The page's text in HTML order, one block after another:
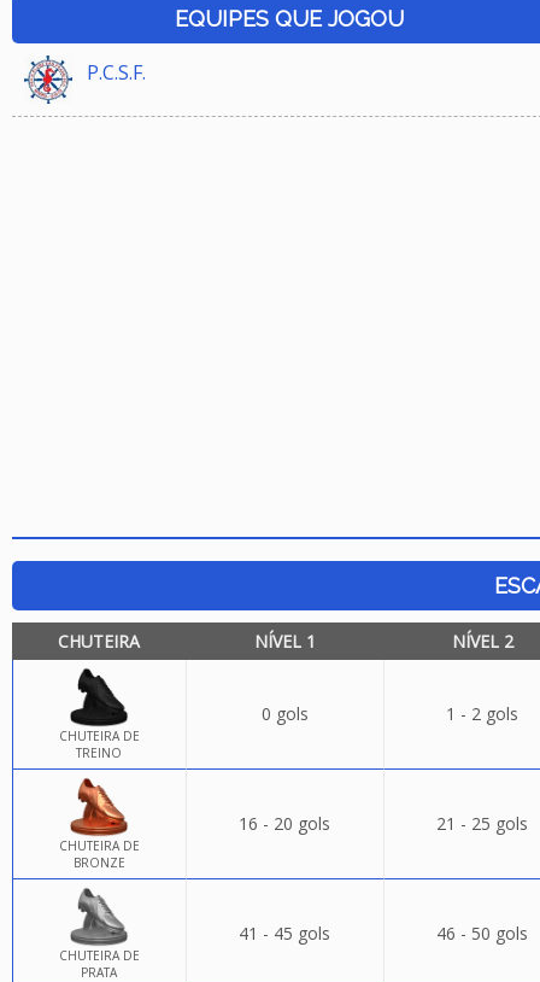
EQUIPES QUE JOGOU
P.C.S.F.
CHUTEIRA NÍVEL 1 NÍVEL 2
CHUTEIRA DE
TREINO
0 gols 1 - 2 gols
CHUTEIRA DE
BRONZE
16 - 20 gols 21 - 25 gols
CHUTEIRA DE
PRATA
41 - 45 gols 46 - 50 gols